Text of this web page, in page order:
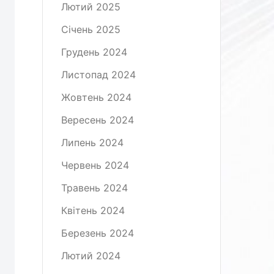
Лютий 2025
Січень 2025
Грудень 2024
Листопад 2024
Жовтень 2024
Вересень 2024
Липень 2024
Червень 2024
Травень 2024
Квітень 2024
Березень 2024
Лютий 2024